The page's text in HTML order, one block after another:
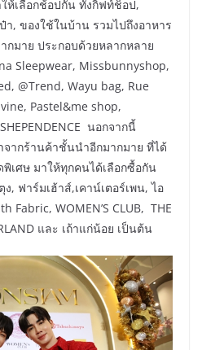
ห้เลือกช้อปกัน ทั้งกิ๊ฟท์ช็อป,
า, ของใช้ในบ้าน รวมไปถึงอาหาร
มาย ประกอบด้วยหลากหลาย
Sleepwear, Missbunnyshop,
@Trend, Wayu bag, Rue
Pastel&me shop,
นอกจากนี้
ากร้านค้าชั้นนำอีกมากมาย ที่ได้
ศษ มาให้ทุกคนได้เลือกซื้อกัน
, ฟาร์มเฮ้าส์,เคาน์เตอร์เพน, ไอ
Fabric, WOMEN’S CLUB, THE
และ เถ้าแก่น้อย เป็นต้น